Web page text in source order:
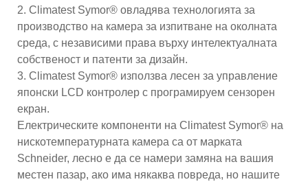
2. Climatest Symor® овладява технологията за
производство на камера за изпитване на околната
среда, с независими права върху интелектуалната
собственост и патенти за дизайн.
3. Climatest Symor® използва лесен за управление
японски LCD контролер с програмируем сензорен
екран.
Електрическите компоненти на Climatest Symor® на
нискотемпературната камера са от марката
Schneider, лесно е да се намери замяна на вашия
местен пазар, ако има някаква повреда, но нашите